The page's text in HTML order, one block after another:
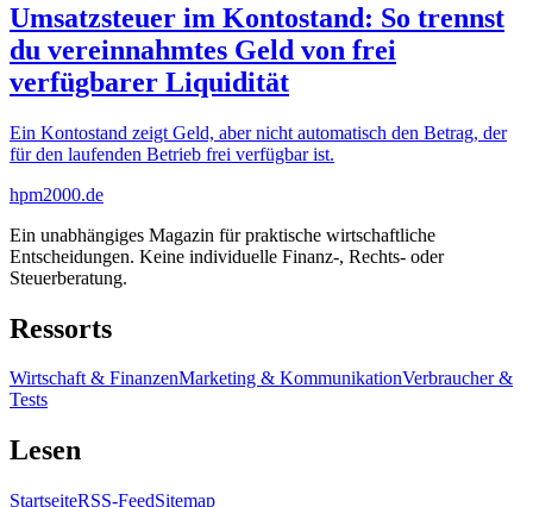
Umsatzsteuer im Kontostand: So trennst
du vereinnahmtes Geld von frei
verfügbarer Liquidität
Ein Kontostand zeigt Geld, aber nicht automatisch den Betrag, der
für den laufenden Betrieb frei verfügbar ist.
hpm2000.de
Ein unabhängiges Magazin für praktische wirtschaftliche
Entscheidungen. Keine individuelle Finanz-, Rechts- oder
Steuerberatung.
Ressorts
Wirtschaft & FinanzenMarketing & KommunikationVerbraucher &
Tests
Lesen
StartseiteRSS-FeedSitemap